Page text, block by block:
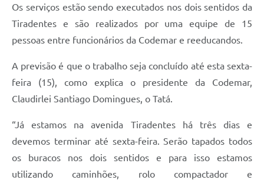
Os serviços estão sendo executados nos dois sentidos da
Tiradentes e são realizados por uma equipe de 15
pessoas entre funcionários da Codemar e reeducandos.
A previsão é que o trabalho seja concluído até esta sexta-
feira (15), como explica o presidente da Codemar,
Claudirlei Santiago Domingues, o Tatá.
“Já estamos na avenida Tiradentes há três dias e
devemos terminar até sexta-feira. Serão tapados todos
os buracos nos dois sentidos e para isso estamos
utilizando caminhões, rolo compactador e